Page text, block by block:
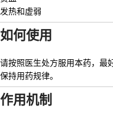
发热和虚弱
如何使用
请按照医生处方服用本药，最
保持用药规律。
作用机制